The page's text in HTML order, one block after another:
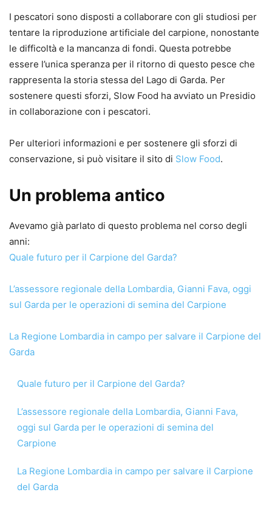
I pescatori sono disposti a collaborare con gli studiosi per
tentare la riproduzione artificiale del carpione, nonostante
le difficoltà e la mancanza di fondi. Questa potrebbe
essere l’unica speranza per il ritorno di questo pesce che
rappresenta la storia stessa del Lago di Garda. Per
sostenere questi sforzi, Slow Food ha avviato un Presidio
in collaborazione con i pescatori.
Per ulteriori informazioni e per sostenere gli sforzi di
conservazione, si può visitare il sito di Slow Food.
Un problema antico
Avevamo già parlato di questo problema nel corso degli
anni:
Quale futuro per il Carpione del Garda?
L’assessore regionale della Lombardia, Gianni Fava, oggi
sul Garda per le operazioni di semina del Carpione
La Regione Lombardia in campo per salvare il Carpione del
Garda
Quale futuro per il Carpione del Garda?
L’assessore regionale della Lombardia, Gianni Fava,
oggi sul Garda per le operazioni di semina del
Carpione
La Regione Lombardia in campo per salvare il Carpione
del Garda